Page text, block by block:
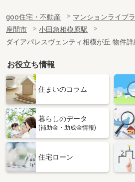
goo住宅・不動産 マンションライブ
座間市
小田急相模原駅
ダイアパレスヴェンティ相模が丘 物件詳
お役立ち情報
住まいのコラム
暮らしのデータ
(補助金・助成金情報)
住宅ローン